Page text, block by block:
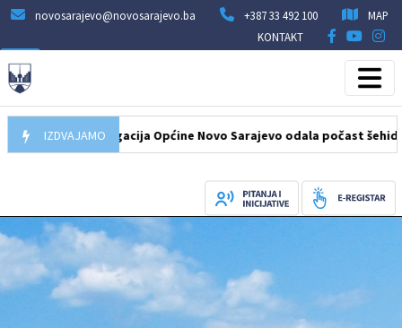
novosarajevo@novosarajevo.ba +387 33 492 100
MAP
KONTAKT
IZDVAJAMO
Delegacija Općine Novo Sarajevo odala počast šehidima i